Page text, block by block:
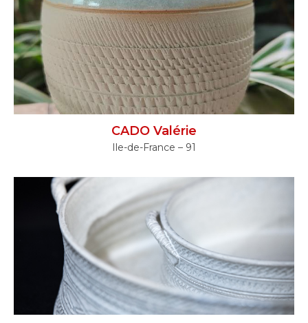
CADO Valérie
Ile-de-France – 91